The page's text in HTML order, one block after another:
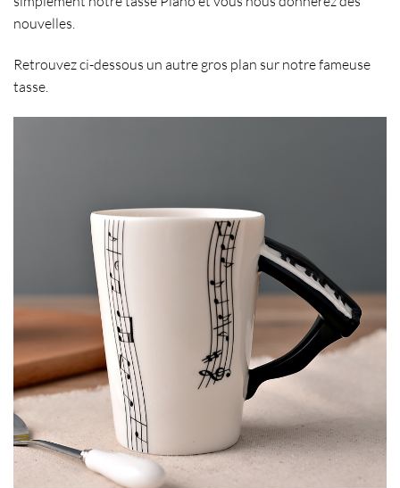
nouvelles.
Retrouvez ci-dessous un autre gros plan sur notre fameuse
tasse.